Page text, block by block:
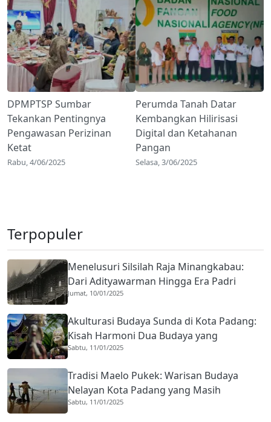
DPMPTSP Sumbar
Tekankan Pentingnya
Pengawasan Perizinan
Ketat
Rabu, 4/06/2025
Perumda Tanah Datar
Kembangkan Hilirisasi
Digital dan Ketahanan
Pangan
Selasa, 3/06/2025
Terpopuler
Menelusuri Silsilah Raja Minangkabau:
Dari Adityawarman Hingga Era Padri
Jumat, 10/01/2025
Akulturasi Budaya Sunda di Kota Padang:
Kisah Harmoni Dua Budaya yang
Mengakar Sejak 1959
Sabtu, 11/01/2025
Tradisi Maelo Pukek: Warisan Budaya
Nelayan Kota Padang yang Masih
Bertahan
Sabtu, 11/01/2025